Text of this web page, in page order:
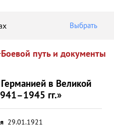
Выбрать
Боевой путь и документы
в Великой
гг.»
29.01.1921